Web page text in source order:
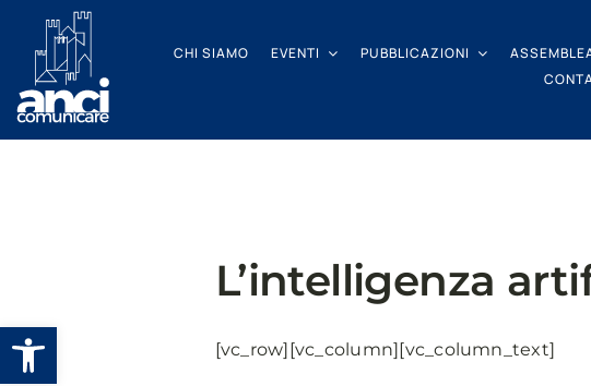
Apri la barra degli strumenti
contenuto
CHI SIAMO EVENTI PUBBLICAZIONI
L’intelligenza
[vc_row][vc_column][vc_column_text]